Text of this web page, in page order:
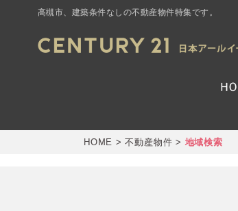
高槻市、建築条件なしの不動産物件特集です。
HOME >不動産物件 > 地域検索